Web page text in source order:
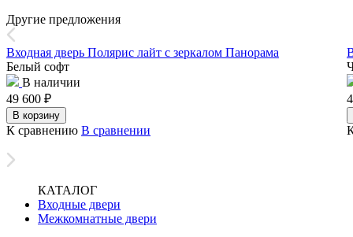
Другие предложения
Входная дверь Полярис лайт с зеркалом Панорама
Белый софт
В наличии
49 600 ₽
В корзину
К сравнению В сравнении
КАТАЛОГ
Входные двери
Межкомнатные двери